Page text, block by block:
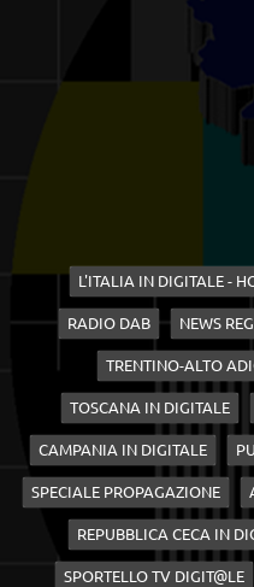
L'ITALIA IN DIGITALE -
RADIO DAB NEWS
TRENTINO-ALTO
TOSCANA IN DIGITALE
CAMPANIA IN DIGITALE
SPECIALE PROPAGAZIONE
REPUBBLICA CECA IN
SPORTELLO TV DIGIT@LE